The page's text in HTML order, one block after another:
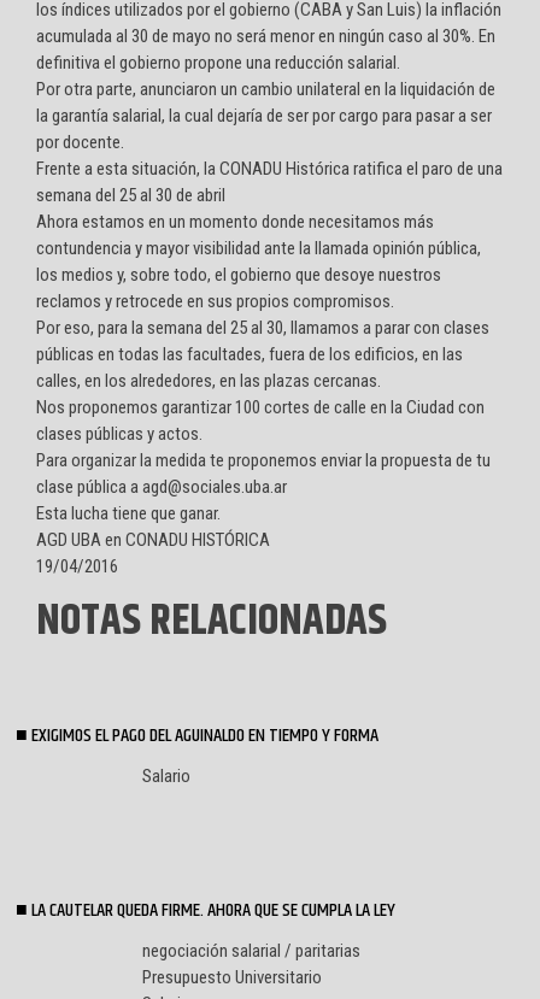
los índices utilizados por el gobierno (CABA y San Luis) la inflación
acumulada al 30 de mayo no será menor en ningún caso al 30%. En
definitiva el gobierno propone una reducción salarial.
Por otra parte, anunciaron un cambio unilateral en la liquidación de
la garantía salarial, la cual dejaría de ser por cargo para pasar a ser
por docente.
Frente a esta situación, la CONADU Histórica ratifica el paro de una
semana del 25 al 30 de abril
Ahora estamos en un momento donde necesitamos más
contundencia y mayor visibilidad ante la llamada opinión pública,
los medios y, sobre todo, el gobierno que desoye nuestros
reclamos y retrocede en sus propios compromisos.
Por eso, para la semana del 25 al 30, llamamos a parar con clases
públicas en todas las facultades, fuera de los edificios, en las
calles, en los alrededores, en las plazas cercanas.
Nos proponemos garantizar 100 cortes de calle en la Ciudad con
clases públicas y actos.
Para organizar la medida te proponemos enviar la propuesta de tu
clase pública a agd@sociales.uba.ar
Esta lucha tiene que ganar.
AGD UBA en CONADU HISTÓRICA
19/04/2016
NOTAS RELACIONADAS
EXIGIMOS EL PAGO DEL AGUINALDO EN TIEMPO Y FORMA
Salario
LA CAUTELAR QUEDA FIRME. AHORA QUE SE CUMPLA LA LEY
negociación salarial / paritarias
Presupuesto Universitario